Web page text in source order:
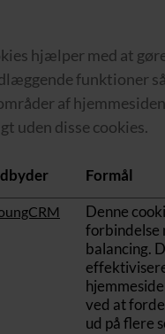
hjælper med at
funktioner
af
uden disse cookies.
Formål
Denne
forbindelse
balancing.
ved at
ud på flere